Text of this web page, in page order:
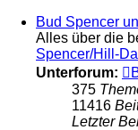
Bud Spencer
Alles über die
Spencer/Hill-
Unterforum:
375
11416
Letzter